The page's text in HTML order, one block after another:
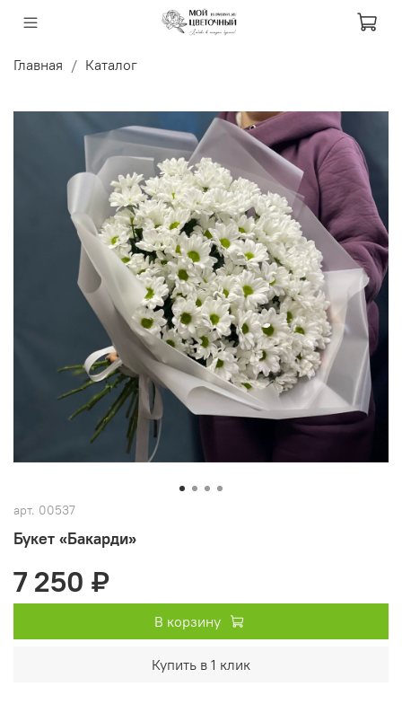
Главная Каталог
арт. 00537
Букет «Бакарди»
7 250 ₽
В корзину
Купить в 1 клик